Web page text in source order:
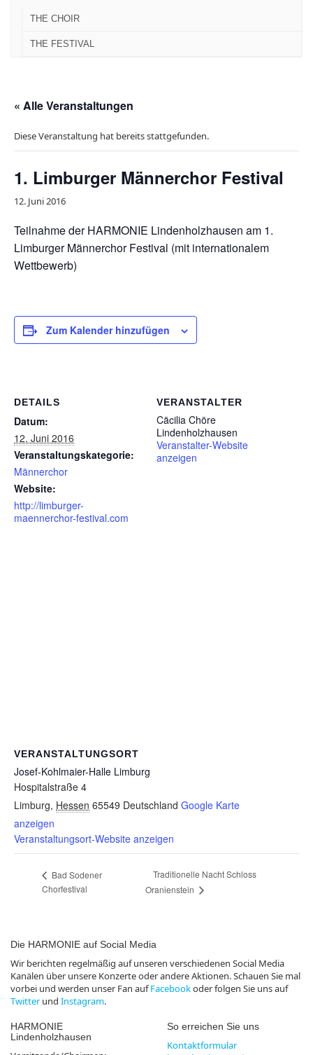
THE CHOIR
THE FESTIVAL
« Alle Veranstaltungen
Diese Veranstaltung hat bereits stattgefunden.
1. Limburger Männerchor Festival
12. Juni 2016
Teilnahme der HARMONIE Lindenholzhausen am 1.
Limburger Männerchor Festival (mit internationalem
Wettbewerb)
Zum Kalender hinzufügen
DETAILS
Datum:
12. Juni 2016
Veranstaltungskategorie:
Männerchor
Website:
http://limburger-
maennerchor-festival.com
VERANSTALTER
Cäcilia Chöre
Lindenholzhausen
Veranstalter-Website
anzeigen
VERANSTALTUNGSORT
Josef-Kohlmaier-Halle Limburg
Hospitalstraße 4
Limburg, Hessen 65549 Deutschland Google Karte
anzeigen
Veranstaltungsort-Website anzeigen
Bad Sodener
Chorfestival
Traditionelle Nacht Schloss
Oranienstein
Die HARMONIE auf Social Media
Wir berichten regelmäßig auf unseren verschiedenen Social Media
Kanälen über unsere Konzerte oder andere Aktionen. Schauen Sie mal
vorbei und werden unser Fan aufFacebookoder folgen Sie uns auf
Twitterund Instagram.
HARMONIE
Lindenholzhausen
So erreichen Sie uns
Kontaktformular